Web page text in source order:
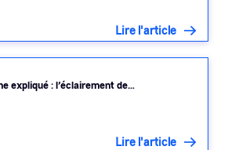
Lire l'article
expliqué : l’éclairement de…
Lire l'article